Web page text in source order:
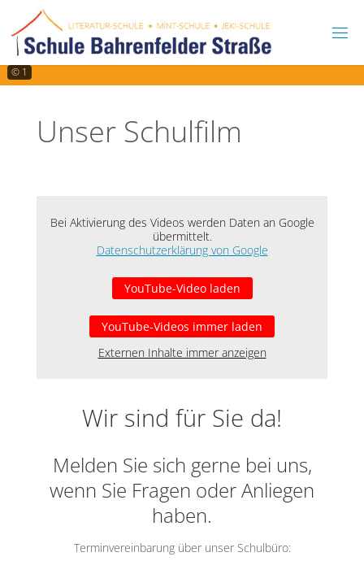
content
© 1
Unser Schulfilm
Bei Aktivierung des Videos werden Daten an Google
übermittelt.
Datenschutzerklärung von Google
YouTube-Video laden
YouTube-Videos immer laden
Externen Inhalte immer anzeigen
Wir sind für Sie da!
Melden Sie sich gerne bei uns,
wenn Sie Fragen oder Anliegen
haben.
Terminvereinbarung über unser Schulbüro: